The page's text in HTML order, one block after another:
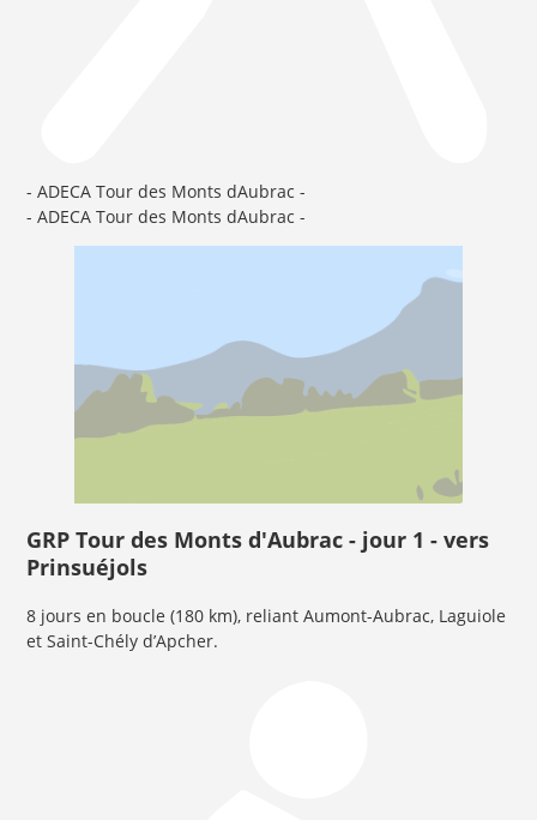
- ADECA Tour des Monts dAubrac -
- ADECA Tour des Monts dAubrac -
GRP Tour des Monts d'Aubrac - jour 1 - vers
Prinsuéjols
8 jours en boucle (180 km), reliant Aumont-Aubrac, Laguiole
et Saint-Chély d’Apcher.